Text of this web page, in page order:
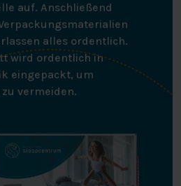
auf. Anschließend
alles ordentlich.
wird ordentlich in
eingepackt, um
vermeiden.